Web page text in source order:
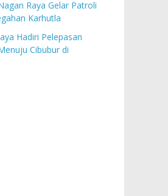
Raya Gelar Patroli
Karhutla
Hadiri Pelepasan
Cibubur di